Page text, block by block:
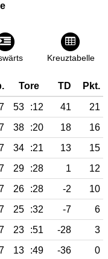
Kreuztabelle
Tore TD Pkt.
53 :12 41
21
38 :20 18
16
34 :21 13
15
29 :28 1
12
26 :28 -2
10
25 :32 -7
6
23 :51 -28
3
13 :49 -36 0